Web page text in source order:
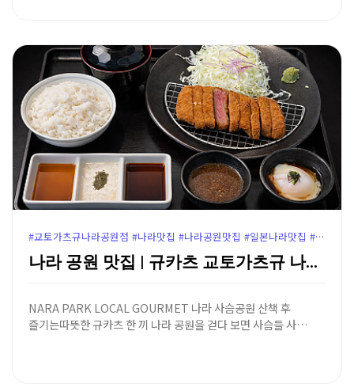
#교토가츠규나라공원점 #나라맛집 #나라공원맛집 #일본나라맛집 #나라규카츠 #교토가츠규 #나라여행코스 #나라점심추천 #오사카근교맛집 #나라사슴공원맛집 #윤가이드추천맛집
나라 공원 맛집 | 규카츠 교토가츠규 나라 공원점 - …
NARA PARK LOCAL GOURMET 나라 사슴공원 산책 후
즐기는따뜻한 규카츠 한 끼 나라 공원을 걷다 보면 사슴들 사…